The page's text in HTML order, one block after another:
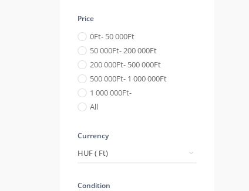
Price
0Ft- 50 000Ft
50 000Ft- 200 000Ft
200 000Ft- 500 000Ft
500 000Ft- 1 000 000Ft
1 000 000Ft-
All
Currency
Condition